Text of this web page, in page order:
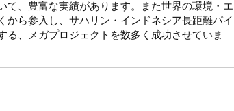
て、豊富な実績があります。また世界の環境・エ
から参入し、サハリン・インドネシア長距離パイ
る、メガプロジェクトを数多く成功させていま